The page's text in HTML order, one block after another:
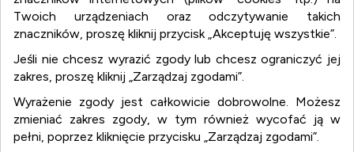
Twoich urządzeniach oraz odczytywanie takich
znaczników, proszę kliknij przycisk „Akceptuję wszystkie”.
Jeśli nie chcesz wyrazić zgody lub chcesz ograniczyć jej
zakres, proszę kliknij „Zarządzaj zgodami”.
Wyrażenie zgody jest całkowicie dobrowolne. Możesz
zmieniać zakres zgody, w tym również wycofać ją w
pełni, poprzez kliknięcie przycisku „Zarządzaj zgodami”.
wnetrza.org
wnetrza.org
:aranżacja wnętrz
projekty wnętrz
:design